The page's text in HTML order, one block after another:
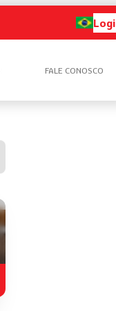
FALE CONOSCO